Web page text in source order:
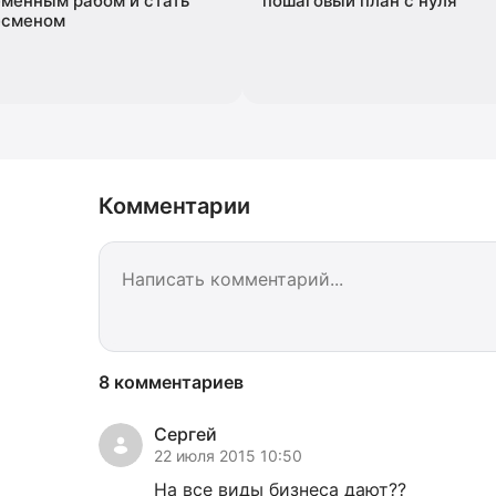
Комментарии
8 комментариев
Сергей
22 июля 2015 10:50
На все виды бизнеса дают??